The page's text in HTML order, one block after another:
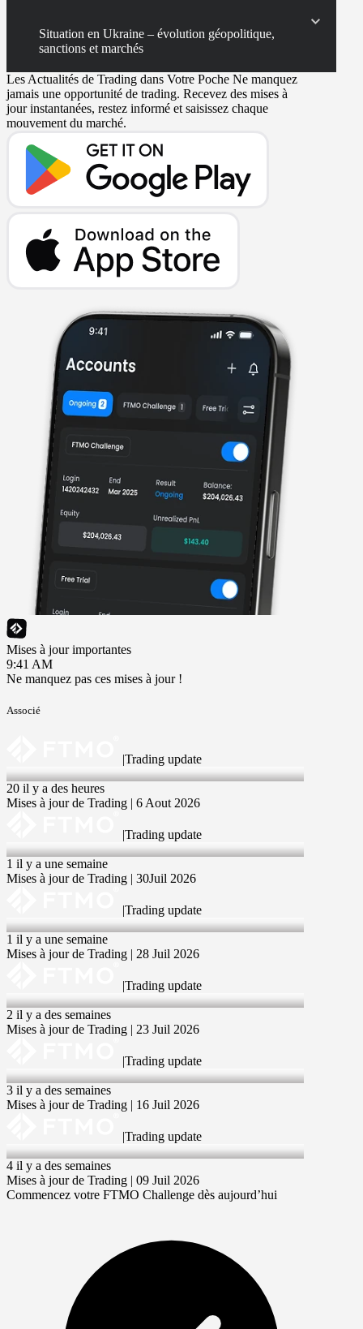
Situation en Ukraine – évolution géopolitique,
sanctions et marchés
Les Actualités de Trading dans Votre Poche Ne manquez
jamais une opportunité de trading. Recevez des mises à
jour instantanées, restez informé et saisissez chaque
mouvement du marché.
Mises à jour importantes
9:41 AM
Ne manquez pas ces mises à jour !
Associé
|Trading update
6 Aug 2026
20 il y a des heures
Mises à jour de Trading | 6 Aout 2026
|Trading update
30 Jul 2026
1 il y a une semaine
Mises à jour de Trading | 30Juil 2026
|Trading update
28 Jul 2026
1 il y a une semaine
Mises à jour de Trading | 28 Juil 2026
|Trading update
23 Jul 2026
2 il y a des semaines
Mises à jour de Trading | 23 Juil 2026
|Trading update
16 Jul 2026
3 il y a des semaines
Mises à jour de Trading | 16 Juil 2026
|Trading update
9 Jul 2026
4 il y a des semaines
Mises à jour de Trading | 09 Juil 2026
Commencez votre FTMO Challenge dès aujourd’hui